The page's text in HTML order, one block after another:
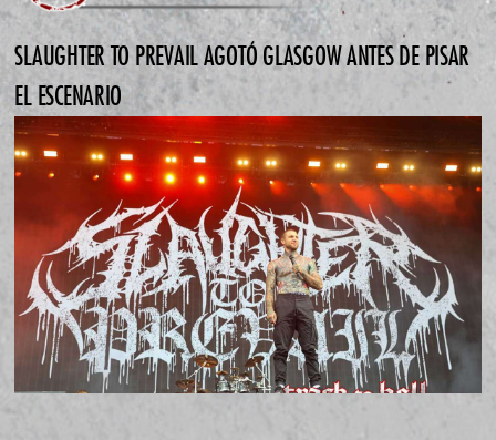
SLAUGHTER TO PREVAIL AGOTÓ GLASGOW ANTES DE PISAR
EL ESCENARIO